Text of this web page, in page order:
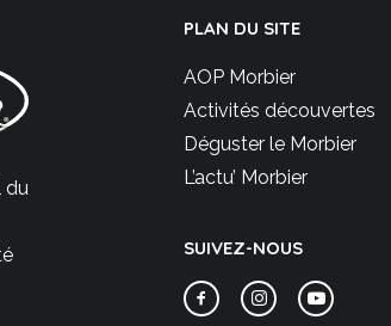
du
PLAN DU SITE
AOP Morbier
Activités découvertes
Déguster le Morbier
L’actu’ Morbier
SUIVEZ-NOUS